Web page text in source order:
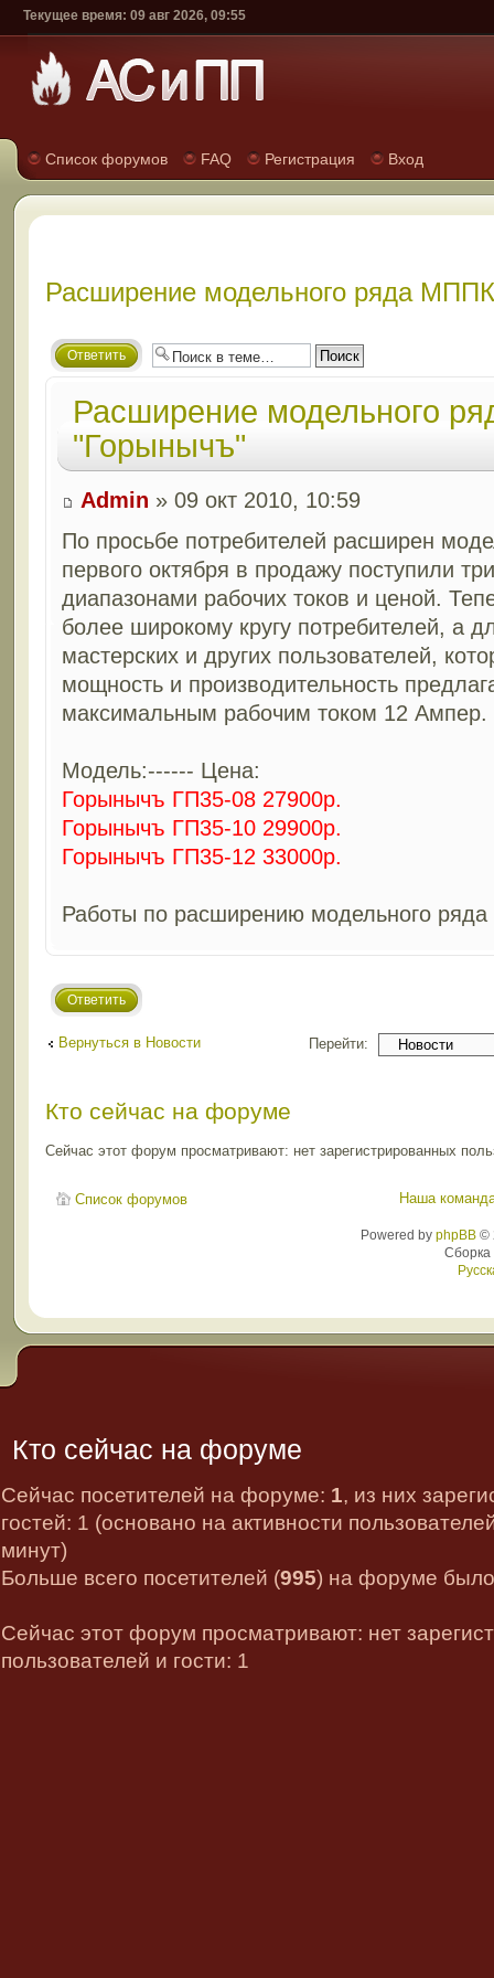
Текущее время: 09 авг 2026, 09:55
Список форумов FAQ Регистрация Вход
Расширение модельного ряда
Ответить
Расширение модельного
"Горынычъ"
Admin » 09 окт 2010, 10:59
По просьбе потребителей расширен
первого октября в продажу поступили
диапазонами рабочих токов и ценой.
более широкому кругу потребителей, а
мастерских и других пользователей,
мощность и производительность
максимальным рабочим током 12 Ампер.
Модель:------ Цена:
Горынычъ ГП35-08 27900р.
Горынычъ ГП35-10 29900р.
Горынычъ ГП35-12 33000р.
Работы по расширению модельного
Ответить
Вернуться в Новости Перейти:
Кто сейчас на форуме
Сейчас этот форум просматривают: нет зарегистрированных
Список форумов Наша
Powered by phpBB©
Кто сейчас на форуме
Сейчас посетителей на форуме: 1, из них
гостей: 1 (основано на активности
минут)
Больше всего посетителей (995) на форуме
Сейчас этот форум просматривают: нет
пользователей и гости: 1